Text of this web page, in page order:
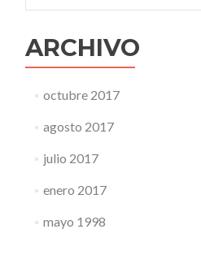
ARCHIVO
octubre 2017
agosto 2017
julio 2017
enero 2017
mayo 1998